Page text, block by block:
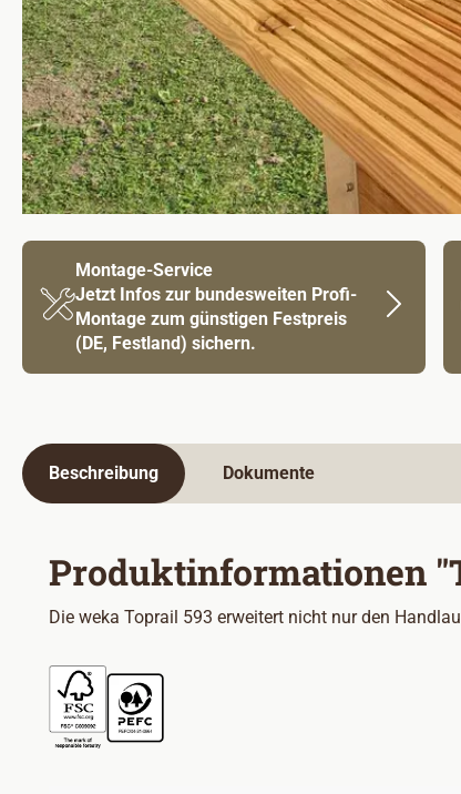
Montage-Service
Jetzt Infos zur bundesweiten Profi-
Montage zum günstigen Festpreis
(DE, Festland) sichern.
Beschreibung Dokumente
Produktinformationen
Die weka Toprail 593 erweitert nicht nur den